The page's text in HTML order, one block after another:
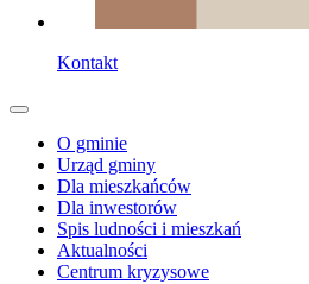
Kontakt
O gminie
Urząd gminy
Dla mieszkańców
Dla inwestorów
Spis ludności i mieszkań
Aktualności
Centrum kryzysowe